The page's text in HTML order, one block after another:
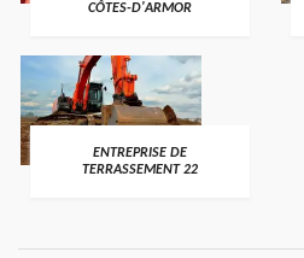
CÔTES-D'ARMOR
ENTREPRISE DE
TERRASSEMENT 22